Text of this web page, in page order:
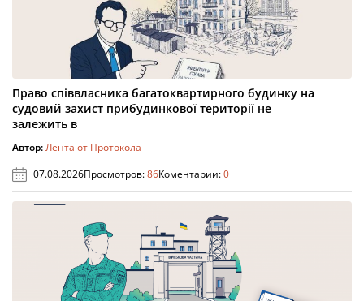
Право співвласника багатоквартирного будинку на
судовий захист прибудинкової території не
залежить в
Автор:Лента от Протокола
07.08.2026Просмотров:86Коментарии:0